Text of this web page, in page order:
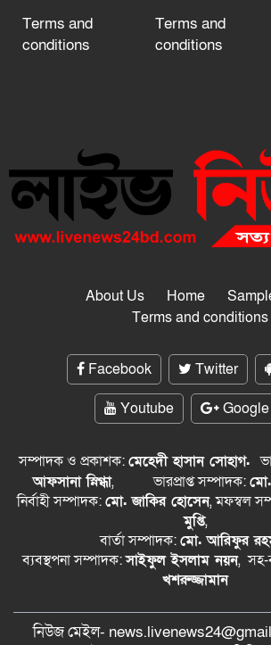
Terms and
conditions
Terms and
conditions
About Us Home
Terms and conditions
Facebook Twitter
Youtube
সম্পাদক ও প্রকাশক:মেহেদী হাসান সোহাগ.
আফসানা স্নিগ্ধা, ভারপ্রাপ্ত সম্পাদক:
নির্বাহী সম্পাদক:মো. জাকির হোসেন, মফস্বল
মুপ্তি,
বার্তা সম্পাদক:মো. আরিফুর
ব্যবস্থপনা সম্পাদক:সাইফুল ইসলাম নয়ন, সহ-
খশরুজ্জামান
নিউজ মেইল-